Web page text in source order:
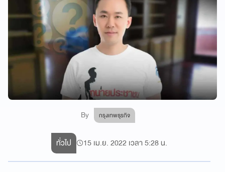
By กรุงเทพธุรกิจ
ทั่วไป 15 เม.ย. 2022 เวลา 5:28 น.